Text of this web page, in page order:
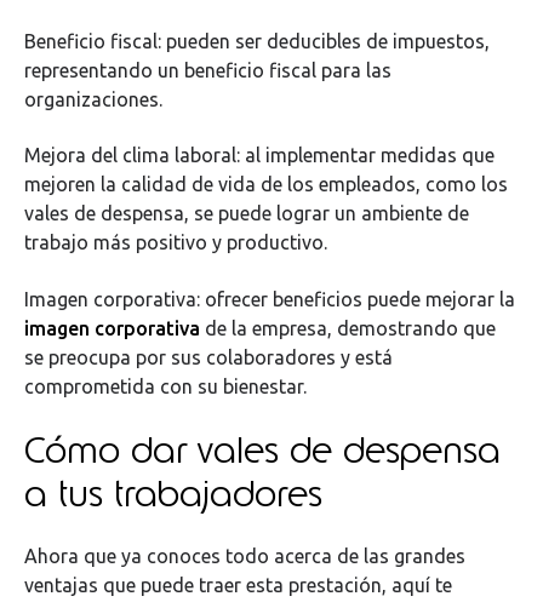
Beneficio fiscal: pueden ser deducibles de impuestos,
representando un beneficio fiscal para las
organizaciones.
Mejora del clima laboral: al implementar medidas que
mejoren la calidad de vida de los empleados, como los
vales de despensa, se puede lograr un ambiente de
trabajo más positivo y productivo.
Imagen corporativa: ofrecer beneficios puede mejorar la
imagen corporativa de la empresa, demostrando que
se preocupa por sus colaboradores y está
comprometida con su bienestar.
Cómo dar vales de despensa
a tus trabajadores
Ahora que ya conoces todo acerca de las grandes
ventajas que puede traer esta prestación, aquí te